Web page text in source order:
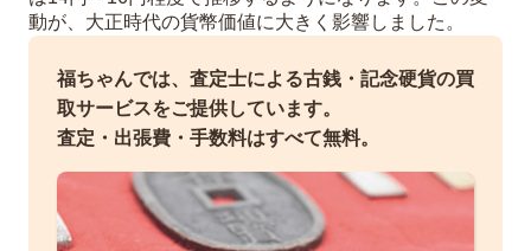
動が、大正時代の貨幣価値に大きく影響しました。
福ちゃんでは、査定士による古銭・記念硬貨の買
取サービスをご提供しています。
査定・出張費・手数料はすべて無料。